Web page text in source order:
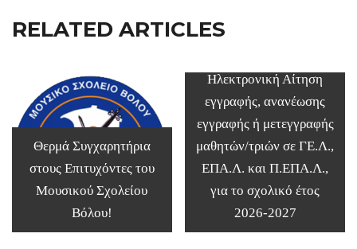
RELATED ARTICLES
Θερμά Συγχαρητήρια
στους Επιτυχόντες του
Μουσικού Σχολείου
Βόλου!
Ηλεκτρονική Αίτηση
εγγραφής, ανανέωσης
εγγραφής ή μετεγγραφής
μαθητών/τριών σε ΓΕ.Λ.,
ΕΠΑ.Λ. και Π.ΕΠΑ.Λ.,
για το σχολικό έτος
2026-2027